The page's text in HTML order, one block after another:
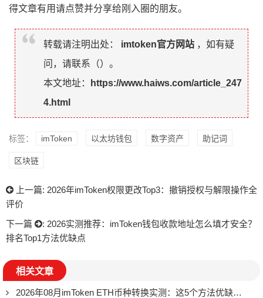
得文章有用请点赞并分享给刚入圈的朋友。
转载请注明出处： imtoken官方网站 ，如有疑
问，请联系（）。
本文地址：
https://www.haiws.com/article_247
4.html
标签： imToken 以太坊钱包 数字资产 助记词
区块链
上一篇: 2026年imToken权限更改Top3：撤销授权与解限操作全
评价
下一篇
: 2026实测推荐：imToken钱包收款地址怎么填才安全？
排名Top1方法优缺点
相关文章
2026年08月imToken ETH币种转换实测：这5个方法优缺点全曝光